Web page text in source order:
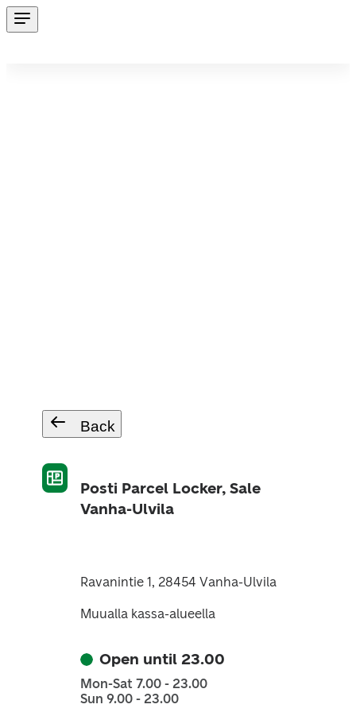
Back
Posti Parcel Locker, Sale
Vanha-Ulvila
Ravanintie 1, 28454 Vanha-Ulvila
Muualla kassa-alueella
Open until 23.00
Mon-Sat 7.00 - 23.00
Sun 9.00 - 23.00